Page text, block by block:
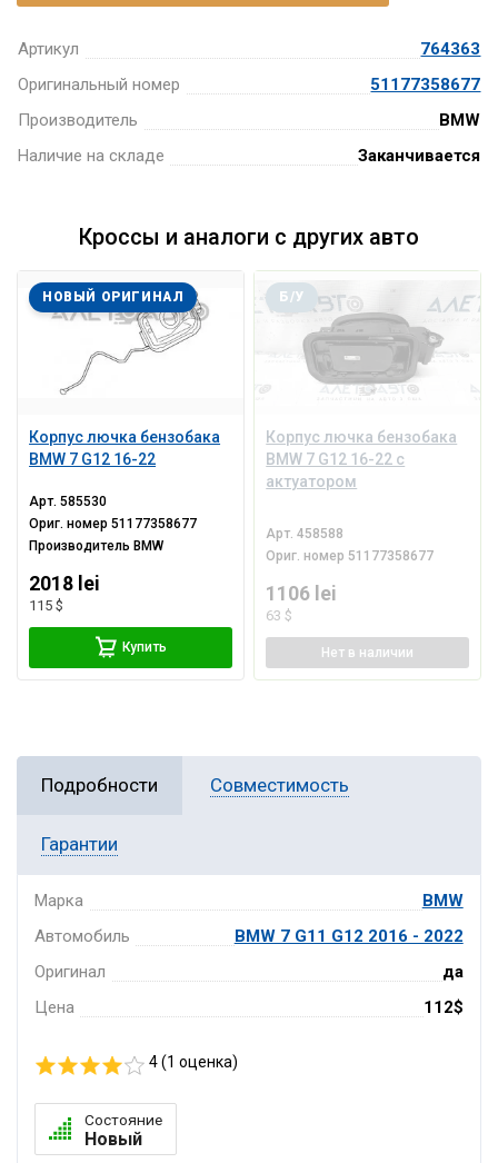
Артикул
764363
Оригинальный номер
51177358677
Производитель
BMW
Наличие на складе
Заканчивается
Кроссы и аналоги с других авто
Корпус лючка бензобака
BMW 7 G12 16-22
НОВЫЙ ОРИГИНАЛ
Арт.585530
Ориг. номер51177358677
Производитель BMW
2018 lei
115 $
Купить
Корпус лючка бензобака
BMW 7 G12 16-22 с
актуатором
Б/У
Арт.458588
Ориг. номер 51177358677
1106 lei
63 $
Нет в наличии
Подробности Совместимость
Гарантии
Марка
BMW
Автомобиль
BMW 7 G11 G12 2016 - 2022
Оригинал
да
Цена
112$
4 (1 оценка)
Состояние
Новый